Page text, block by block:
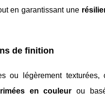
en garantissant une
de finition
ou légèrement texturées,
en couleur ou